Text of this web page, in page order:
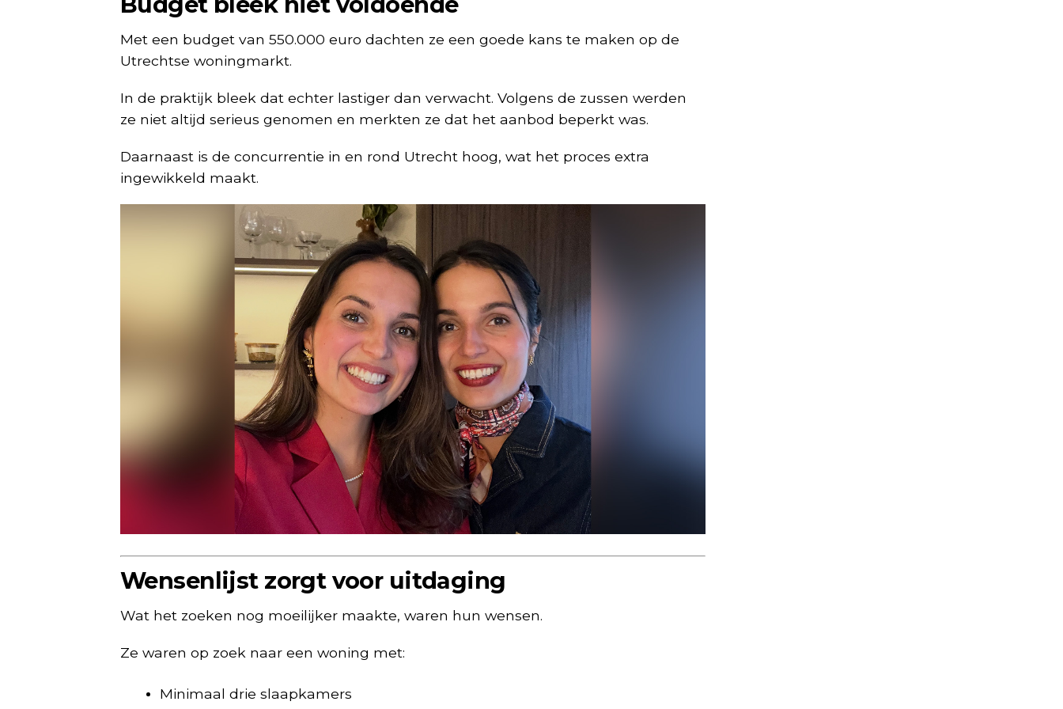
Met een budget van 550.000 euro dachten ze een goede kans te maken op de
Utrechtse woningmarkt.
In de praktijk bleek dat echter lastiger dan verwacht. Volgens de zussen werden
ze niet altijd serieus genomen en merkten ze dat het aanbod beperkt was.
Daarnaast is de concurrentie in en rond Utrecht hoog, wat het proces extra
ingewikkeld maakt.
Wensenlijst zorgt voor uitdaging
Wat het zoeken nog moeilijker maakte, waren hun wensen.
Ze waren op zoek naar een woning met:
Minimaal drie slaapkamers